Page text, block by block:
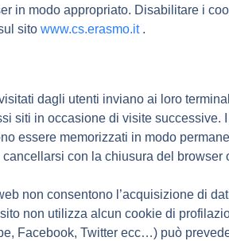
in modo appropriato. Disabilitare i
sito www.cs.erasmo.it.
dagli utenti inviano ai loro
siti in occasione di visite successive.
essere memorizzati in modo
con la chiusura del
non consentono l’acquisizione di
non utilizza alcun cookie di
Facebook, Twitter ecc…) può